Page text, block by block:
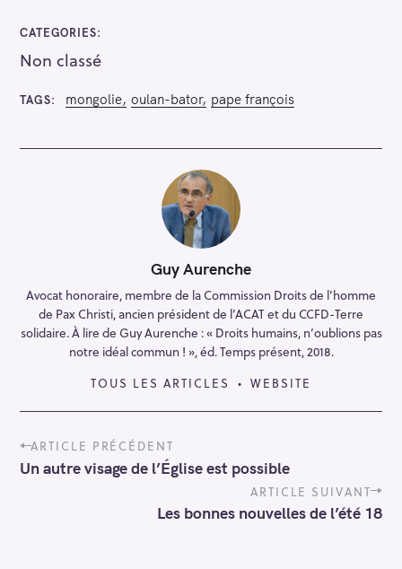
CATEGORIES
Non classé
TAGS mongolie oulan-bator pape françois
Guy Aurenche
Avocat honoraire, membre de la Commission Droits de l’homme
de Pax Christi, ancien président de l’ACAT et du CCFD-Terre
solidaire. À lire de Guy Aurenche : « Droits humains, n’oublions pas
notre idéal commun ! », éd. Temps présent, 2018.
TOUS LES ARTICLES
WEBSITE
P
o
s
ARTICLE PRÉCÉDENT
Un autre visage de l’Église est possible
ARTICLE SUIVANT
Les bonnes nouvelles de l’été 18
e
e